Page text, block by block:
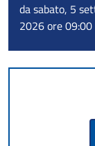
da sabato, 5
2026 ore 09:00